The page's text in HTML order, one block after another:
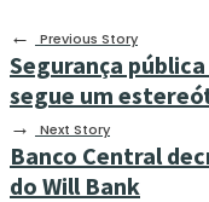
←
Previous Story
Segurança
segue um
→ Next Story
Banco Central
do Will Bank